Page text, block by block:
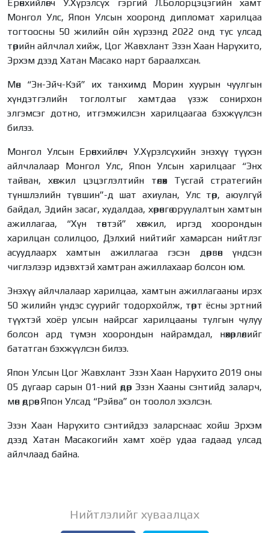
Ерөнхийлөгч У.Хүрэлсүх гэргий Л.Болорцэцэгийн хамт
Монгол Улс, Япон Улсын хооронд дипломат харилцаа
тогтоосны 50 жилийн ойн хүрээнд 2022 онд тус улсад
төрийн айлчлал хийж, Цог Жавхлант Эзэн Хаан Нарүхито,
Эрхэм дээд Хатан Масако нарт бараалхсан.
Мөн “Эн-Эйч-Кэй” их танхимд Морин хуурын чуулгын
хүндэтгэлийн тоглолтыг хамтдаа үзэж сонирхон
элгэмсэг дотно, итгэмжилсэн харилцаагаа бэхжүүлсэн
билээ.
Монгол Улсын Ерөнхийлөгч У.Хүрэлсүхийн энэхүү түүхэн
айлчлалаар Монгол Улс, Япон Улсын харилцааг “Энх
тайван, хөгжил цэцэглэлтийн төлөөх Тусгай стратегийн
түншлэлийн түвшин”-д шат ахиулан, Улс төр, аюулгүй
байдал, Эдийн засаг, худалдаа, хөрөнгө оруулалтын хамтын
ажиллагаа, “Хүн төвтэй” хөгжил, иргэд хоорондын
харилцан солилцоо, Дэлхий нийтийг хамарсан нийтлэг
асуудлаарх хамтын ажиллагаа гэсэн дөрвөн үндсэн
чиглэлээр идэвхтэй хамтран ажиллахаар болсон юм.
Энэхүү айлчлалаар харилцаа, хамтын ажиллагааны ирэх
50 жилийн үндэс суурийг тодорхойлж, төрт ёсны эртний
түүхтэй хоёр улсын найрсаг харилцааны тулгын чулуу
болсон ард түмэн хоорондын найрамдал, нөхөрлөлийг
бататган бэхжүүлсэн билээ.
Япон Улсын Цог Жавхлант Эзэн Хаан Нарүхито 2019 оны
05 дугаар сарын 01-ний өдөр Эзэн Хааны сэнтийд заларч,
мөн өдрөөс Япон Улсад “Рэйва” он тоолол эхэлсэн.
Эзэн Хаан Нарүхито сэнтийдээ заларснаас хойш Эрхэм
дээд Хатан Масакогийн хамт хоёр удаа гадаад улсад
айлчлаад байна.
Нийтлэлийг хуваалцах